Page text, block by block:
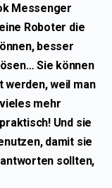
Messenger
Roboter die
besser
Sie können
werden, weil man
mehr
Und sie
damit sie
sollten,